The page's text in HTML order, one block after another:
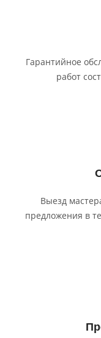
Гарантийное
работ
Выезд
предложения в